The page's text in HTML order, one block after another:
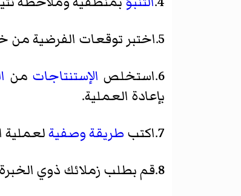
5.اختبر توقعات الفرضية من خلال التجارب والدراسات الرصدية والدراسات الميدانية أو عن طريق المحاكاة.
6.استخلص
الإستنتاجات من
بإعادة العملية.
7.اكتب
طريقة وصفيةلعملية
8.قم بطلب زملائك ذوي الخبرة في نفس المجال بالبحث عن نفس الظاهرة